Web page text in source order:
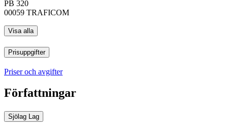
PB 320
00059 TRAFICOM
Visa alla
Prisuppgifter
Priser och avgifter
Författningar
Sjölag Lag